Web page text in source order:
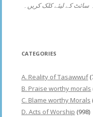
سائٹ کے لیئے کلک کریں۔
CATEGORIES
A. Reality of Tasawwuf
B. Praise worthy morals
C. Blame worthy Morals
D. Acts of Worship (998)